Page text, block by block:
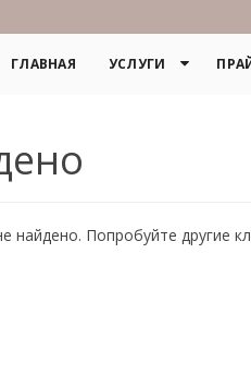
ГЛАВНАЯ УСЛУГИ
найдено. Попробуйте другие